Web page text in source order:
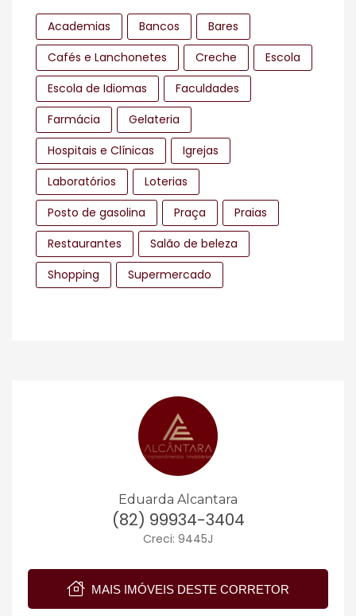
Academias Bancos
Bares
Cafés e Lanchonetes
Creche
Escola
Escola de Idiomas
Faculdades
Farmácia
Gelateria
Hospitais e Clínicas
Igrejas
Laboratórios
Loterias
Posto de gasolina
Praça
Praias
Restaurantes
Salão de beleza
Shopping
Supermercado
Eduarda Alcantara
(82) 99934-3404
Creci: 9445J
MAIS IMÓVEIS DESTE CORRETOR